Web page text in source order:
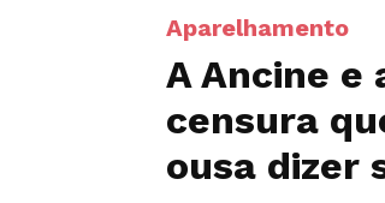
Aparelhamento
A Ancine e
censura
ousa dizer